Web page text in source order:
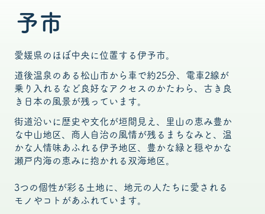
愛媛県のほぼ中央に位置する伊予市。
道後温泉のある松山市から車で約25分、電車2線が
乗り入れるなど良好なアクセスのかたわら、古き良
き日本の風景が残っています。
3つの個性が彩る土地に、地元の人たちに愛される
モノやコトがあふれています。
街道沿いに歴史や文化が垣間見え、里山の恵み豊か
な中山地区、商人自治の風情が残るまちなみと、温
かな人情味あふれる伊予地区、豊かな緑と穏やかな
瀬戸内海の恵みに抱かれる双海地区。
予市